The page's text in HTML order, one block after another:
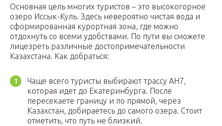
Основная цель многих туристов – это высокогорное
озеро Иссык-Куль. Здесь невероятно чистая вода и
сформированная курортная зона, где можно
отдохнуть со всеми удобствами. По пути вы сможете
лицезреть различные достопримечательности
Казахстана. Как добраться:
Чаще всего туристы выбирают трассу АН7,
которая идет до Екатеринбурга. После
пересекаете границу и по прямой, через
Казахстан, добираетесь до самого озера. Стоит
отметить, что путь не близкий.